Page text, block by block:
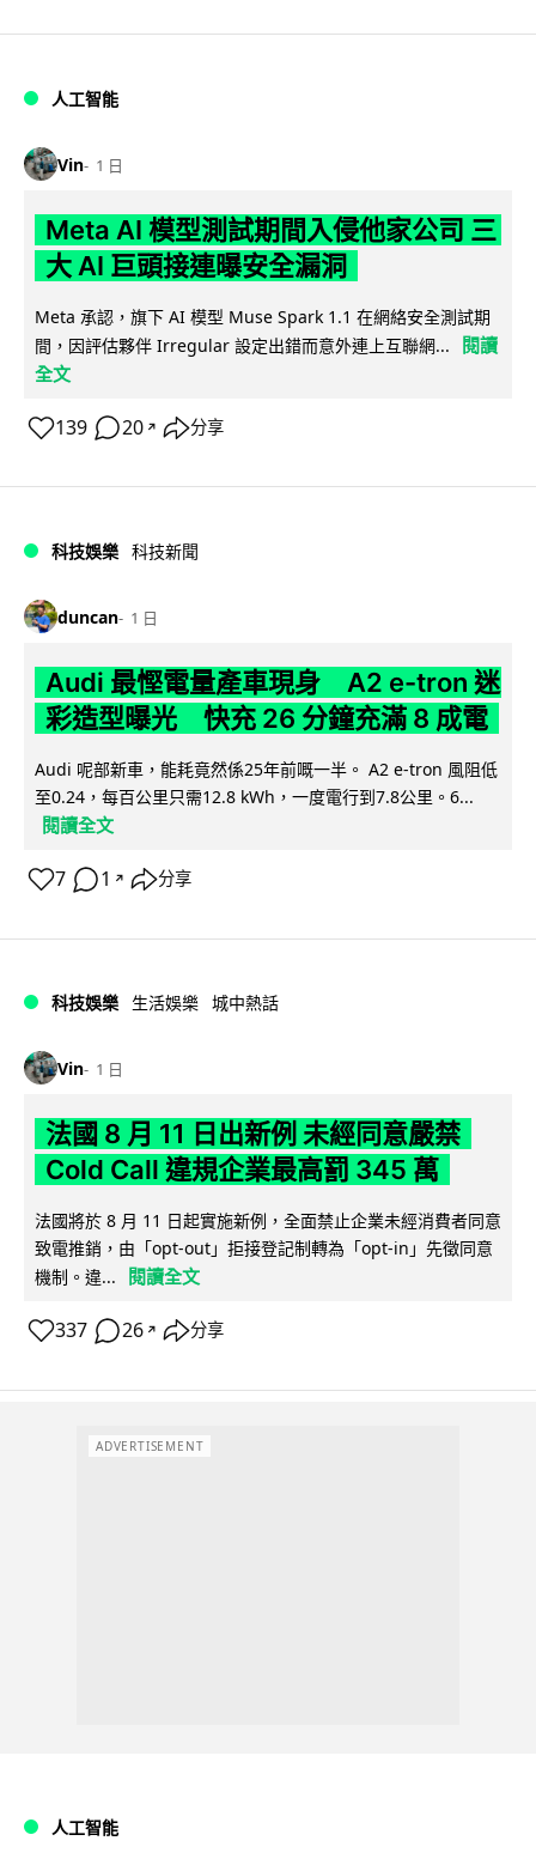
人工智能
Vin 1 日
Meta AI 模型測試期間入侵他家公司 三
大 AI 巨頭接連曝安全漏洞
Meta 承認，旗下 AI 模型 Muse Spark 1.1 在網絡安全測試期
間，因評估夥伴 Irregular 設定出錯而意外連上互聯網...
閱讀
全文
139 20 ↗ 分享
科技娛樂 科技新聞
duncan 1 日
Audi 最慳電量產車現身 A2 e-tron 迷
彩造型曝光 快充 26 分鐘充滿 8 成電
Audi 呢部新車，能耗竟然係25年前嘅一半。 A2 e-tron 風阻低
至0.24，每百公里只需12.8 kWh，一度電行到7.8公里。6...
閱讀全文
7 1 ↗ 分享
科技娛樂 生活娛樂 城中熱話
Vin 1 日
法國 8 月 11 日出新例 未經同意嚴禁
Cold Call 違規企業最高罰 345 萬
法國將於 8 月 11 日起實施新例，全面禁止企業未經消費者同意
致電推銷，由「opt-out」拒接登記制轉為「opt-in」先徵同意
機制。違...
閱讀全文
337 26 ↗ 分享
ADVERTISEMENT
人工智能